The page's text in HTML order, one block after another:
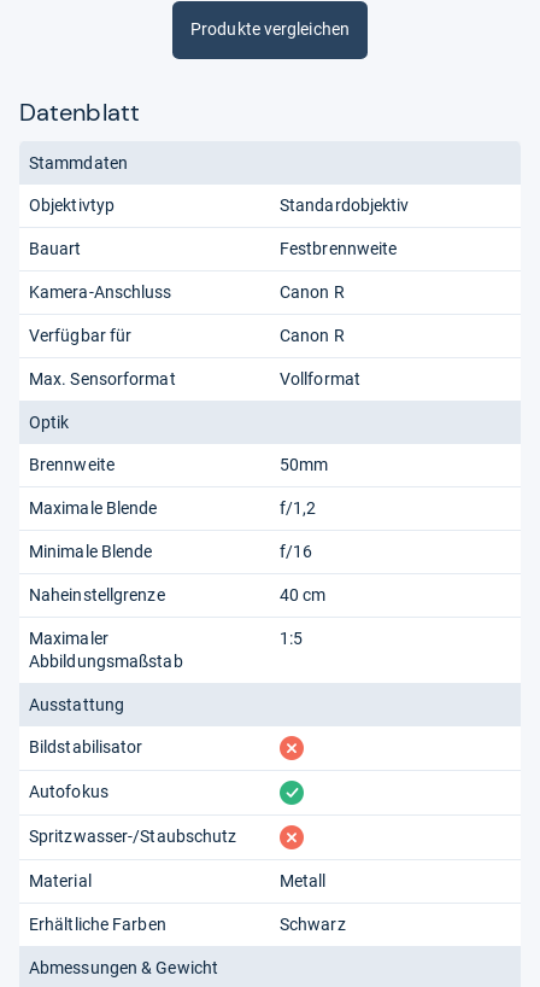
Produkte vergleichen
Datenblatt
Stammdaten
Objektivtyp Standardobjektiv
Bauart Festbrennweite
Kamera-Anschluss Canon R
Verfügbar für Canon R
Max. Sensorformat Vollformat
Optik
Brennweite 50mm
Maximale Blende f/1,2
Minimale Blende f/16
Naheinstellgrenze 40 cm
Maximaler
Abbildungsmaßstab
1:5
Ausstattung
Bildstabilisator fehlt
Autofokus vorhanden
Spritzwasser-/Staubschutz fehlt
Material Metall
Erhältliche Farben Schwarz
Abmessungen & Gewicht